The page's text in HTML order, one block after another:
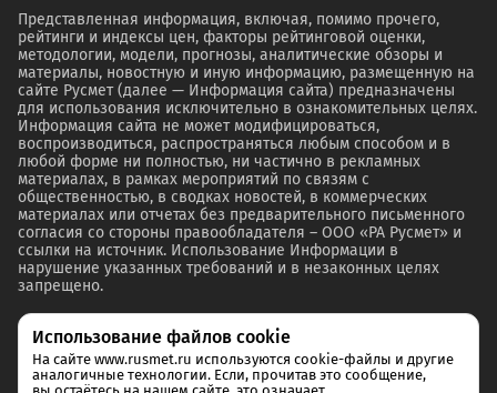
Представленная информация, включая, помимо прочего,
рейтинги и индексы цен, факторы рейтинговой оценки,
методологии, модели, прогнозы, аналитические обзоры и
материалы, новостную и иную информацию, размещенную на
сайте Русмет (далее — Информация сайта) предназначены
для использования исключительно в ознакомительных целях.
Информация сайта не может модифицироваться,
воспроизводиться, распространяться любым способом и в
любой форме ни полностью, ни частично в рекламных
материалах, в рамках мероприятий по связям с
общественностью, в сводках новостей, в коммерческих
материалах или отчетах без предварительного письменного
согласия со стороны правообладателя – ООО «РА Русмет» и
ссылки на источник. Использование Информации в
нарушение указанных требований и в незаконных целях
запрещено.
Использование файлов cookie
На сайте www.rusmet.ru используются cookie-файлы и другие
аналогичные технологии. Если, прочитав это сообщение,